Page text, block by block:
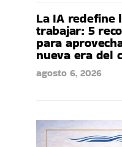
La IA redefine
trabajar: 5
para
nueva era del
agosto 6, 2026